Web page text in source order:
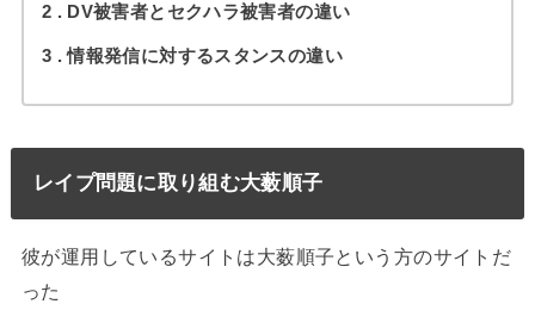
2 DV被害者とセクハラ被害者の違い
3 情報発信に対するスタンスの違い
レイプ問題に取り組む大薮順子
彼が運用しているサイトは大薮順子という方のサイトだ
った